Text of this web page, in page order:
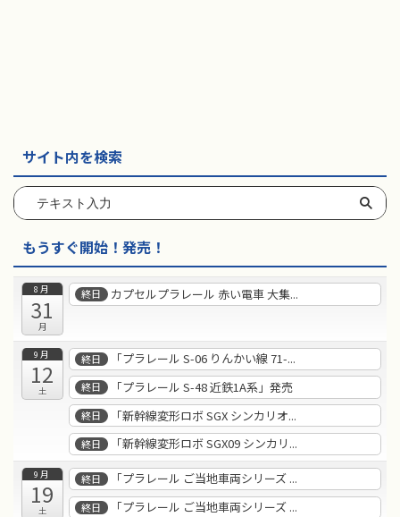
サイト内を検索
もうすぐ開始！発売！
8月
31
月
終日 カプセルプラレール 赤い電車 大集...
9月
12
土
終日 「プラレール S-06 りんかい線 71-...
終日 「プラレール S-48 近鉄1A系」発売
終日 「新幹線変形ロボ SGX シンカリオ...
終日 「新幹線変形ロボ SGX09 シンカリ...
9月
19
土
終日 「プラレール ご当地車両シリーズ ...
終日 「プラレール ご当地車両シリーズ ...